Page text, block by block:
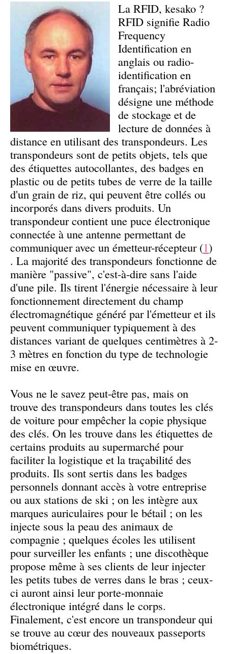
La RFID, kesako ?
RFID signifie Radio
Frequency
Identification en
anglais ou radio-
identification en
français; l'abréviation
désigne une méthode
de stockage et de
lecture de données à
distance en utilisant des transpondeurs. Les
transpondeurs sont de petits objets, tels que
des étiquettes autocollantes, des badges en
plastic ou de petits tubes de verre de la taille
d'un grain de riz, qui peuvent être collés ou
incorporés dans divers produits. Un
transpondeur contient une puce électronique
connectée à une antenne permettant de
communiquer avec un émetteur-récepteur (1)
. La majorité des transpondeurs fonctionne de
manière "passive", c'est-à-dire sans l'aide
d'une pile. Ils tirent l'énergie nécessaire à leur
fonctionnement directement du champ
électromagnétique généré par l'émetteur et ils
peuvent communiquer typiquement à des
distances variant de quelques centimètres à 2-
3 mètres en fonction du type de technologie
mise en œuvre.
Vous ne le savez peut-être pas, mais on
trouve des transpondeurs dans toutes les clés
de voiture pour empêcher la copie physique
des clés. On les trouve dans les étiquettes de
certains produits au supermarché pour
faciliter la logistique et la traçabilité des
produits. Ils sont sertis dans les badges
personnels donnant accès à votre entreprise
ou aux stations de ski ; on les intègre aux
marques auriculaires pour le bétail ; on les
injecte sous la peau des animaux de
compagnie ; quelques écoles les utilisent
pour surveiller les enfants ; une discothèque
propose même à ses clients de leur injecter
les petits tubes de verres dans le bras ; ceux-
ci auront ainsi leur porte-monnaie
électronique intégré dans le corps.
Finalement, c'est encore un transpondeur qui
se trouve au cœur des nouveaux passeports
biométriques.